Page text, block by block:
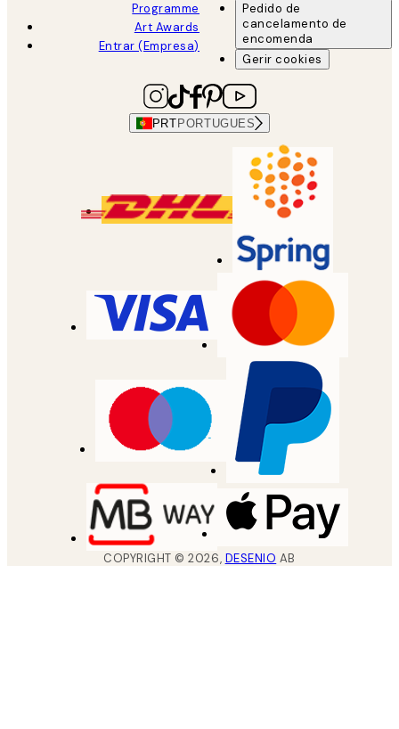
Programme
Art Awards
Entrar (Empresa)
Pedido de
cancelamento de
encomenda
Gerir cookies
PRT PORTUGUES
COPYRIGHT ©2026, DESENIO AB